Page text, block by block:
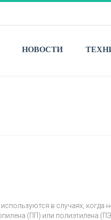
НОВОСТИ
в случаях, когда
(ПП) или полиэтилена